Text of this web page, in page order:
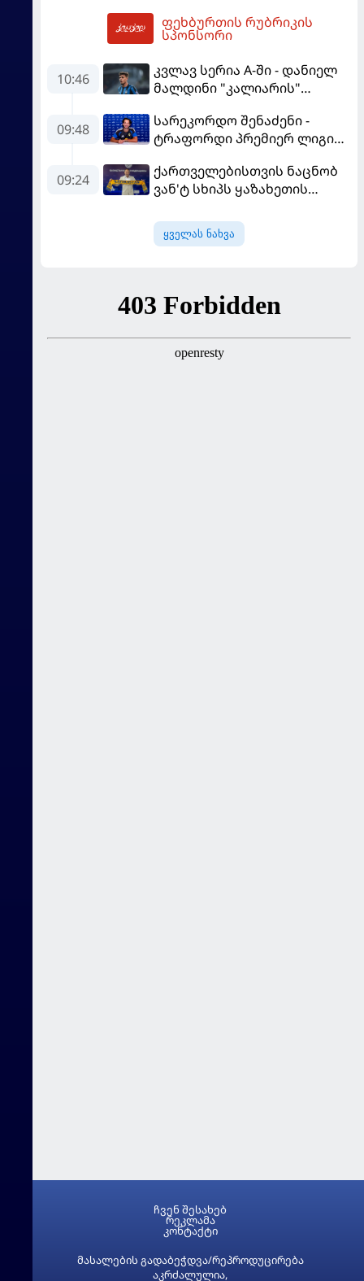
ფეხბურთის რუბრიკის
სპონსორი
10:46
კვლავ სერია A-ში - დანიელ
მალდინი "კალიარის"
09:48
სარეკორდო შენაძენი -
ტრაფორდი პრემიერ ლიგის
09:24
ქართველებისთვის ნაცნობ
ვან'ტ სხიპს ყაზახეთის
ყველას ნახვა
მასალების გადაბეჭდვა/რეპროდუცირება
აკრძალულია,
ჩვენ შესახებ
რეკლამა
კონტაქტი